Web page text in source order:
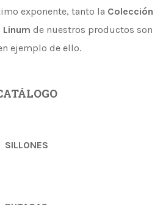
exponente, tanto la Colección
Linum de nuestros productos son
ejemplo de ello.
SILLONES